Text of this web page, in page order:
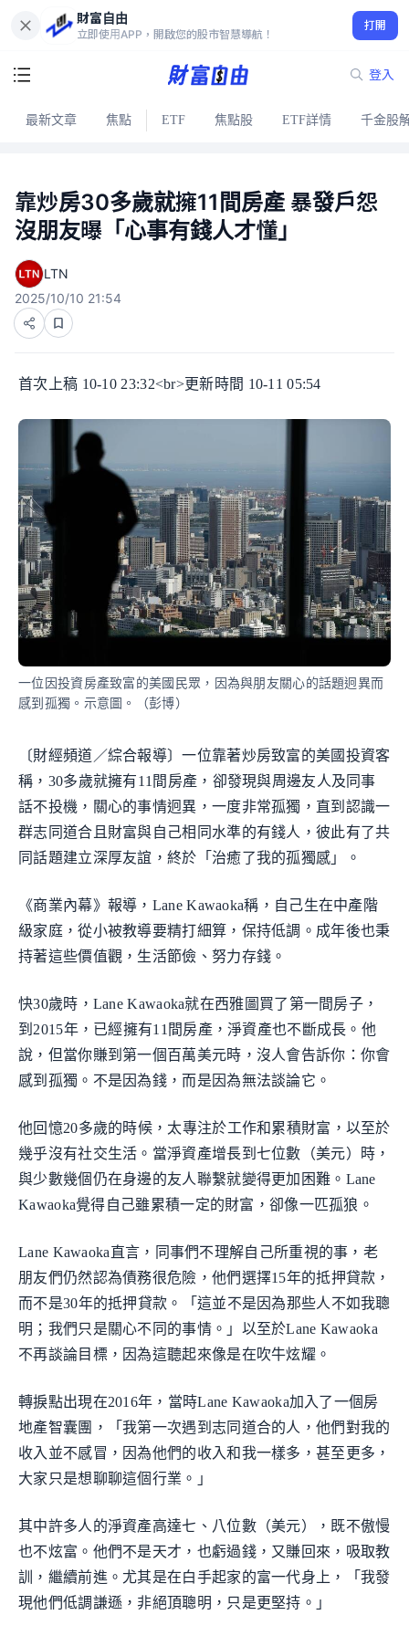
財富自由
立即使用APP，開啟您的股市智慧導航！
打開
登入
最新文章 焦點 ETF 焦點股 ETF詳情 千金股
靠炒房30多歲就擁11間房產 暴發戶怨
沒朋友曝「心事有錢人才懂」
LTN
2025/10/10 21:54
首次上稿 10-10 23:32<br>更新時間 10-11 05:54
一位因投資房產致富的美國民眾，因為與朋友關心的話題迥異而
感到孤獨。示意圖。（彭博）
〔財經頻道／綜合報導〕一位靠著炒房致富的美國投資客
稱，30多歲就擁有11間房產，卻發現與周邊友人及同事
話不投機，關心的事情迥異，一度非常孤獨，直到認識一
群志同道合且財富與自己相同水準的有錢人，彼此有了共
同話題建立深厚友誼，終於「治癒了我的孤獨感」。
《商業內幕》報導，Lane Kawaoka稱，自己生在中產階
級家庭，從小被教導要精打細算，保持低調。成年後也秉
持著這些價值觀，生活節儉、努力存錢。
快30歲時，Lane Kawaoka就在西雅圖買了第一間房子，
到2015年，已經擁有11間房產，淨資產也不斷成長。他
說，但當你賺到第一個百萬美元時，沒人會告訴你：你會
感到孤獨。不是因為錢，而是因為無法談論它。
他回憶20多歲的時候，太專注於工作和累積財富，以至於
幾乎沒有社交生活。當淨資產增長到七位數（美元）時，
與少數幾個仍在身邊的友人聯繫就變得更加困難。Lane
Kawaoka覺得自己雖累積一定的財富，卻像一匹孤狼。
Lane Kawaoka直言，同事們不理解自己所重視的事，老
朋友們仍然認為債務很危險，他們選擇15年的抵押貸款，
而不是30年的抵押貸款。「這並不是因為那些人不如我聰
明；我們只是關心不同的事情。」以至於Lane Kawaoka
不再談論目標，因為這聽起來像是在吹牛炫耀。
轉捩點出現在2016年，當時Lane Kawaoka加入了一個房
地產智囊團，「我第一次遇到志同道合的人，他們對我的
收入並不感冒，因為他們的收入和我一樣多，甚至更多，
大家只是想聊聊這個行業。」
其中許多人的淨資產高達七、八位數（美元），既不傲慢
也不炫富。他們不是天才，也虧過錢，又賺回來，吸取教
訓，繼續前進。尤其是在白手起家的富一代身上，「我發
現他們低調謙遜，非絕頂聰明，只是更堅持。」